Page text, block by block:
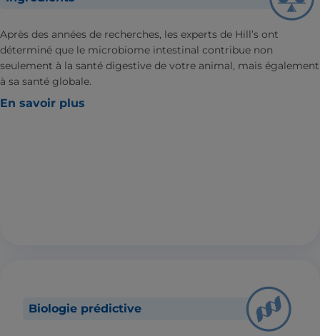
Après des années de recherches, les experts de Hill’s ont
déterminé que le microbiome intestinal contribue non
seulement à la santé digestive de votre animal, mais également
à sa santé globale.
En savoir plus
Biologie prédictive